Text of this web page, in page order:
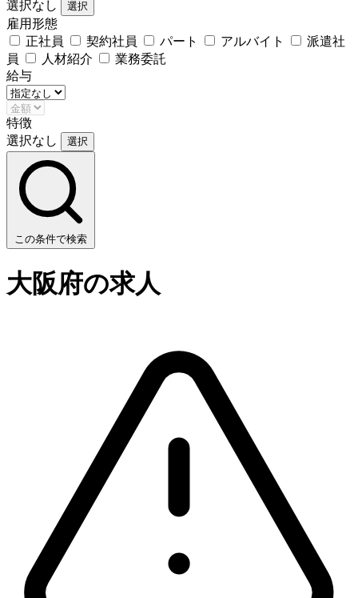
選択なし
選択
雇用形態
正社員
契約社員 パート アルバイト
派遣社
員
人材紹介
業務委託
給与
特徴
選択なし
選択
この条件で検索
大阪府の求人